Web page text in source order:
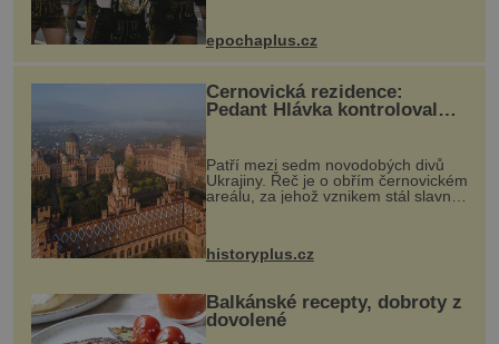
návštěvníků, kteří si vychutnávají
kultur...
epochaplus.cz
Černovická rezidence:
Pedant Hlávka kontroloval
Patří mezi sedm novodobých divů
Ukrajiny. Řeč je o obřím černovickém
areálu, za jehož vznikem stál slavný
český architekt Josef Hlávka. Ten si
na něm dal mimořádně záležet. Jeho
historyplus.cz
Balkánské recepty, dobroty z
dovolené